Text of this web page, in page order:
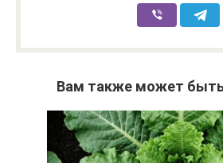
Вам также может быть